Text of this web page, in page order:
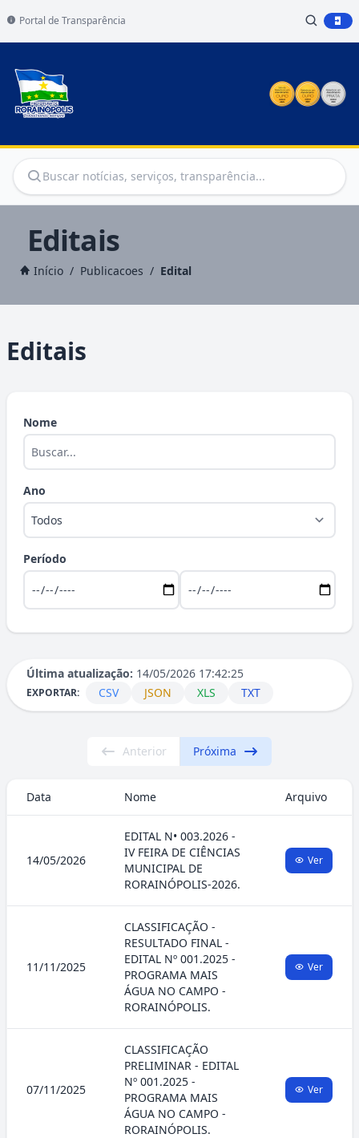
Portal de Transparência
Editais
Início / Publicacoes / Edital
Editais
Nome
Ano
Período
Última atualização: 14/05/2026 17:42:25
EXPORTAR: CSV JSON XLS TXT
Anterior Próxima
Data Nome Arquivo
14/05/2026
EDITAL N• 003.2026 -
IV FEIRA DE CIÊNCIAS
MUNICIPAL DE
RORAINÓPOLIS-2026.
Ver
11/11/2025
CLASSIFICAÇÃO -
RESULTADO FINAL -
EDITAL Nº 001.2025 -
PROGRAMA MAIS
ÁGUA NO CAMPO -
RORAINÓPOLIS.
Ver
07/11/2025
CLASSIFICAÇÃO
PRELIMINAR - EDITAL
Nº 001.2025 -
PROGRAMA MAIS
ÁGUA NO CAMPO -
RORAINÓPOLIS.
Ver